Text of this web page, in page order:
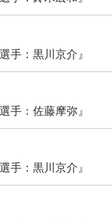
手：黒川京介』
手：佐藤摩弥』
手：黒川京介』